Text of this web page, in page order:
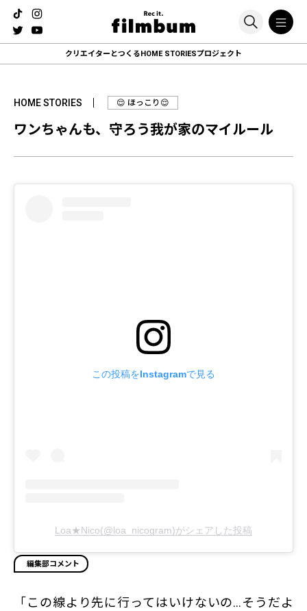
クリエイターとつくるHOME STORIESプロジェクト
HOME STORIES 😌 ほっこり😌
ワンちゃんも、守ろう我が家のマイルール
この投稿をInstagramで見る
Loa★Nico(@loa_nicogram)がシェアした投稿
編集部コメント
「この線より先に行ってはいけないの…そうだよ